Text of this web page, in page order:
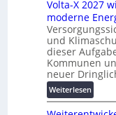
l
ö
s
u
n
g
e
n
z
u
n
d
d
i
g
i
a
s
c
h
i
n
e
n
b
Volta-X 2027
moderne
und
dieser
Kommunen
neuer
Weiterlesen:
V